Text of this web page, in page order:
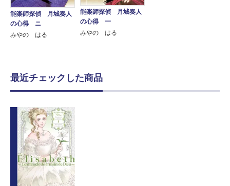
能楽師探偵 月城奏人
の心得 ニ
みやの はる
能楽師探偵 月城奏人
の心得 一
みやの はる
最近チェックした商品